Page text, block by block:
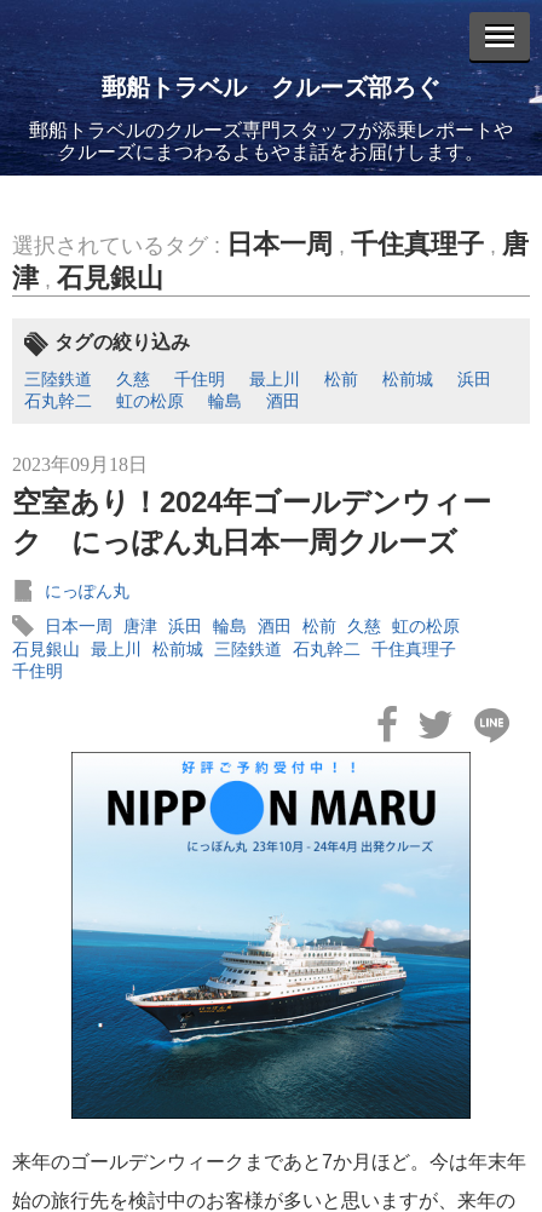
郵船トラベル クルーズ部ろぐ
郵船トラベルのクルーズ専門スタッフが添乗レポートや
クルーズにまつわるよもやま話をお届けします。
選択されているタグ : 日本一周 , 千住真理子 , 唐
津, 石見銀山
タグの絞り込み
三陸鉄道 久慈 千住明 最上川 松前 松前城
浜田
石丸幹二
虹の松原 輪島 酒田
2023年09月18日
空室あり！2024年ゴールデンウィー
ク にっぽん丸日本一周クルーズ
にっぽん丸
日本一周
唐津 浜田 輪島 酒田 松前 久慈 虹の松原
石見銀山
最上川 松前城 三陸鉄道 石丸幹二
千住真理子
千住明
来年のゴールデンウィークまであと7か月ほど。今は年末年
始の旅行先を検討中のお客様が多いと思いますが、来年の
エントリーリスト
バイキング・エデンに乗船してきました！(2)
2026年08月05日
バイキング・エデンに乗船してきました！(1)
飛鳥II アジアグランドクルーズおかえりなさい！
飛鳥II 2027年オセアニアグランドクルーズ発表！
2026年02月04日
飛鳥II 小山薫堂×飛鳥II～洋上の大人の文化祭～本日発売です